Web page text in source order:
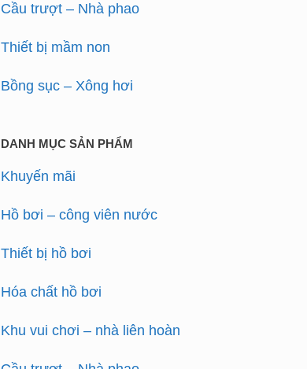
Cầu trượt – Nhà phao
Thiết bị mầm non
Bồng sục – Xông hơi
DANH MỤC SẢN PHẨM
Khuyến mãi
Hồ bơi – công viên nước
Thiết bị hồ bơi
Hóa chất hồ bơi
Khu vui chơi – nhà liên hoàn